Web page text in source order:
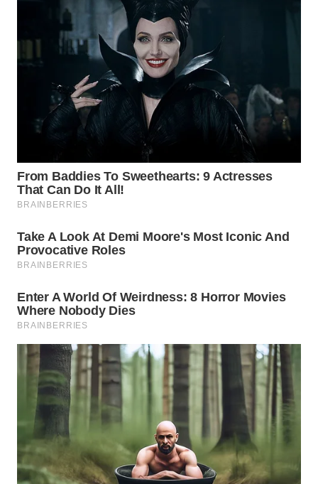
TANJUNG
LESUNG
WN
WN
SIMALUNGUN
WN
LABUHANBATU
TAPANULI
TENGAH
SERDANG
WN
TEBING
TINGGI
KARAWANG